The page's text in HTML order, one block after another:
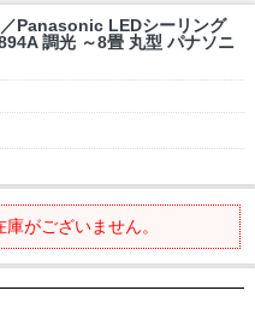
Panasonic LEDシーリング
調光 ～8畳 丸型 パナソニ
がございません。